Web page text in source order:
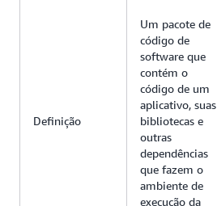
Definição
Um pacote de
código de
software que
contém o
código de um
aplicativo, suas
bibliotecas e
outras
dependências
que fazem o
ambiente de
execução da